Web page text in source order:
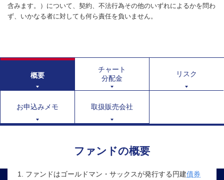
含みます。）について、契約、不法行為その他のいずれによるかを問わ
ず、いかなる者に対しても何ら責任を負いません。
概要
チャート
分配金
リスク
お申込みメモ 取扱販売会社
ファンドの概要
1. ファンドはゴールドマン・サックスが発行する円建債券